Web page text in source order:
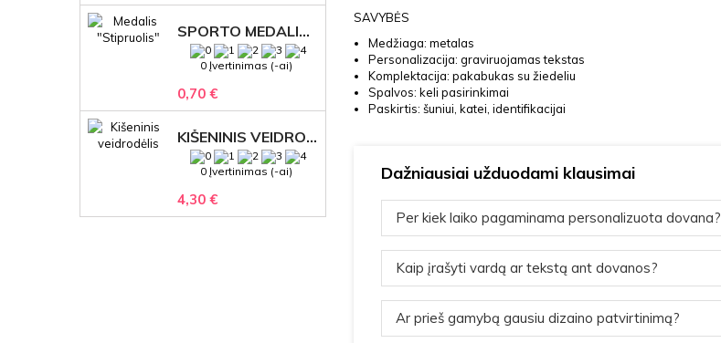
SPORTO MEDALIS "STIPRUOLIS" SU GRAVIRUOTU TEKSTU
0 Įvertinimas (-ai)
0,70 €
KIŠENINIS VEIDRODĖLIS
0 Įvertinimas (-ai)
4,30 €
SAVYBĖS
Medžiaga: metalas
Personalizacija: graviruojamas tekstas
Komplektacija: pakabukas su žiedeliu
Spalvos: keli pasirinkimai
Paskirtis: šuniui, katei, identifikacijai
Dažniausiai užduodami klausimai
Per kiek laiko pagaminama personalizuota dovana?
Kaip įrašyti vardą ar tekstą ant dovanos?
Ar prieš gamybą gausiu dizaino patvirtinimą?